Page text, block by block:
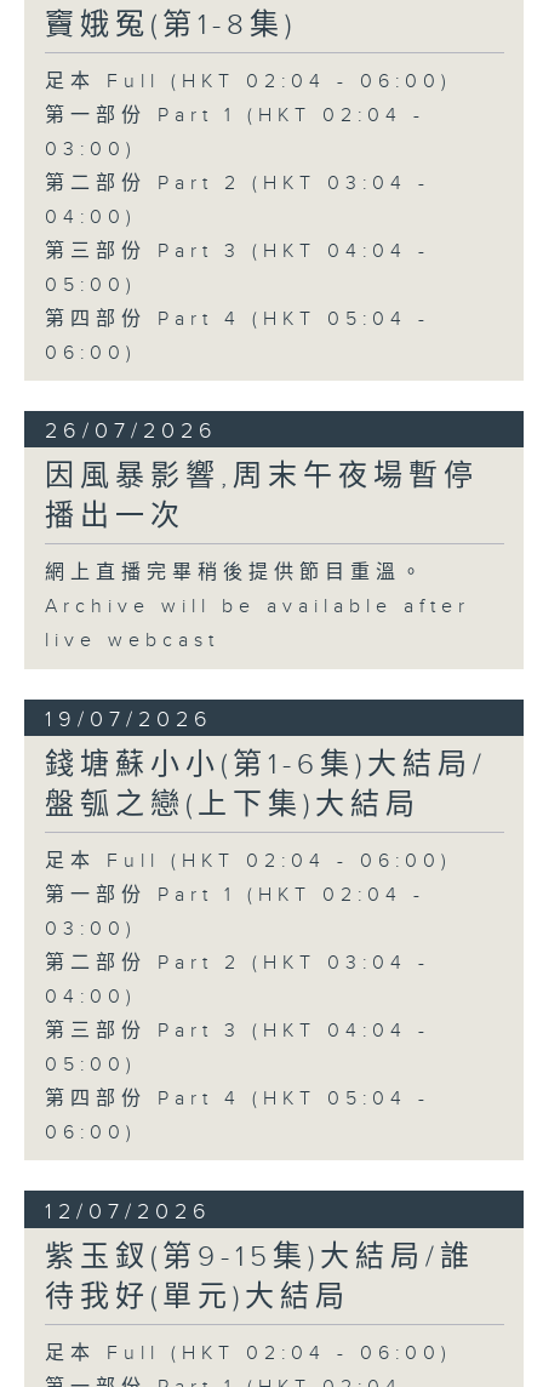
竇娥冤(第1-8集)
足本 Full (HKT 02:04 - 06:00)
第一部份 Part 1 (HKT 02:04 -
03:00)
第二部份 Part 2 (HKT 03:04 -
04:00)
第三部份 Part 3 (HKT 04:04 -
05:00)
第四部份 Part 4 (HKT 05:04 -
06:00)
26/07/2026
因風暴影響,周末午夜場暫停
播出一次
網上直播完畢稍後提供節目重溫。
Archive will be available after
live webcast
19/07/2026
錢塘蘇小小(第1-6集)大結局/
盤瓠之戀(上下集)大結局
足本 Full (HKT 02:04 - 06:00)
第一部份 Part 1 (HKT 02:04 -
03:00)
第二部份 Part 2 (HKT 03:04 -
04:00)
第三部份 Part 3 (HKT 04:04 -
05:00)
第四部份 Part 4 (HKT 05:04 -
06:00)
12/07/2026
紫玉釵(第9-15集)大結局/誰
待我好(單元)大結局
足本 Full (HKT 02:04 - 06:00)